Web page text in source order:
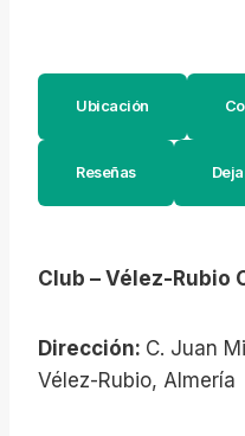
Ubicación
Reseñas
Club – Vélez-Rubio
Dirección: C. Juan
Vélez-Rubio, Almería